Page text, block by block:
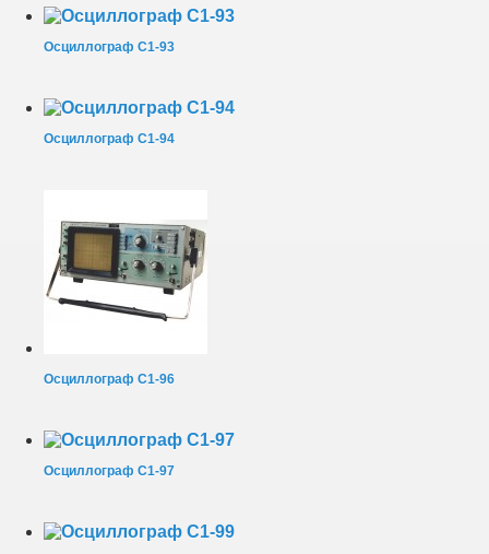
Осциллограф С1-93
Осциллограф С1-94
Осциллограф С1-96
Осциллограф С1-97